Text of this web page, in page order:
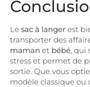
Le sac à langer est
transporter des
maman et bébé, qui
stress et permet de
sortie. Que vous
modèle classique